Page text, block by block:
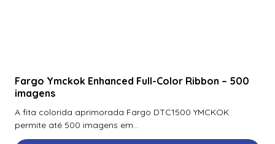
Fargo Ymckok Enhanced Full-Color Ribbon – 500
imagens
A fita colorida aprimorada Fargo DTC1500 YMCKOK
permite até 500 imagens em...